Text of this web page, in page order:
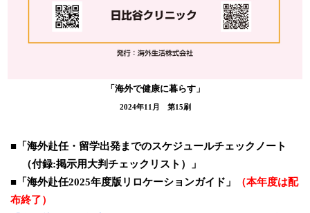
「海外で健康に暮らす」
2024年11月 第15刷
■「海外赴任・留学出発までのスケジュールチェックノート
（付録:掲示用大判チェックリスト）」
■ 「海外赴任2025年度版リロケーションガイド」
（本年度は配
布終了）